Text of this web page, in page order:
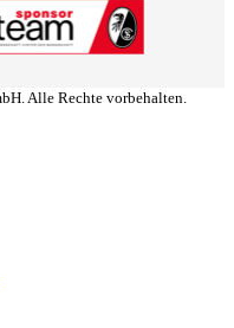
Alle Rechte vorbehalten.